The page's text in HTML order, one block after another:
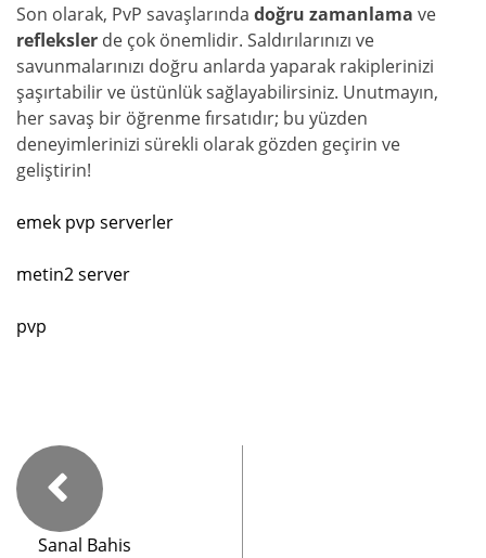
Son olarak, PvP savaşlarında doğru zamanlama ve
refleksler de çok önemlidir. Saldırılarınızı ve
savunmalarınızı doğru anlarda yaparak rakiplerinizi
şaşırtabilir ve üstünlük sağlayabilirsiniz. Unutmayın,
her savaş bir öğrenme fırsatıdır; bu yüzden
deneyimlerinizi sürekli olarak gözden geçirin ve
geliştirin!
emek pvp serverler
metin2 server
pvp
Sanal Bahis